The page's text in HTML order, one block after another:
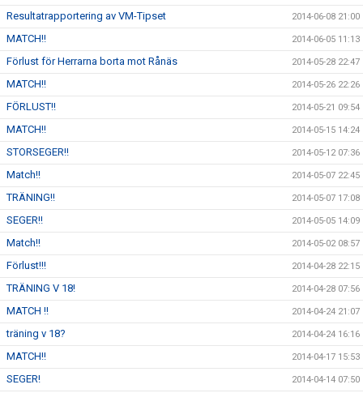
Resultatrapportering av VM-Tipset 2014-06-08 21:00
MATCH!! 2014-06-05 11:13
Förlust för Herrarna borta mot Rånäs 2014-05-28 22:47
MATCH!! 2014-05-26 22:26
FÖRLUST!! 2014-05-21 09:54
MATCH!! 2014-05-15 14:24
STORSEGER!! 2014-05-12 07:36
Match!! 2014-05-07 22:45
TRÄNING!! 2014-05-07 17:08
SEGER!! 2014-05-05 14:09
Match!! 2014-05-02 08:57
Förlust!!! 2014-04-28 22:15
TRÄNING V 18! 2014-04-28 07:56
MATCH !! 2014-04-24 21:07
träning v 18? 2014-04-24 16:16
MATCH!! 2014-04-17 15:53
SEGER! 2014-04-14 07:50